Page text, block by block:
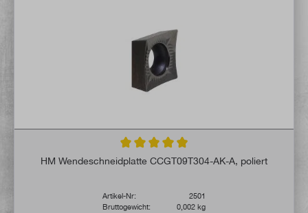
Durchschnittliche Bewertung von 4.9 von
HM Wendeschneidplatte CCGT09T304-AK-A, poliert
Artikel-Nr:
2501
Bruttogewicht:
0,002 kg